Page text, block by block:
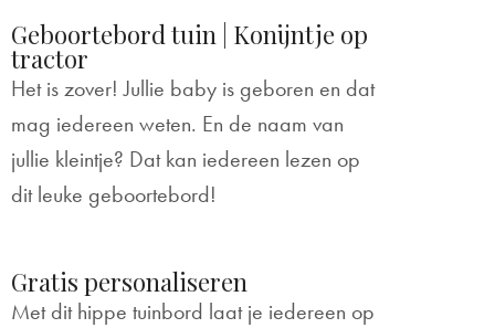
Geboortebord tuin | Konijntje op
tractor
Het is zover! Jullie baby is geboren en dat
mag iedereen weten. En de naam van
jullie kleintje? Dat kan iedereen lezen op
dit leuke geboortebord!
Gratis personaliseren
Met dit hippe tuinbord laat je iedereen op